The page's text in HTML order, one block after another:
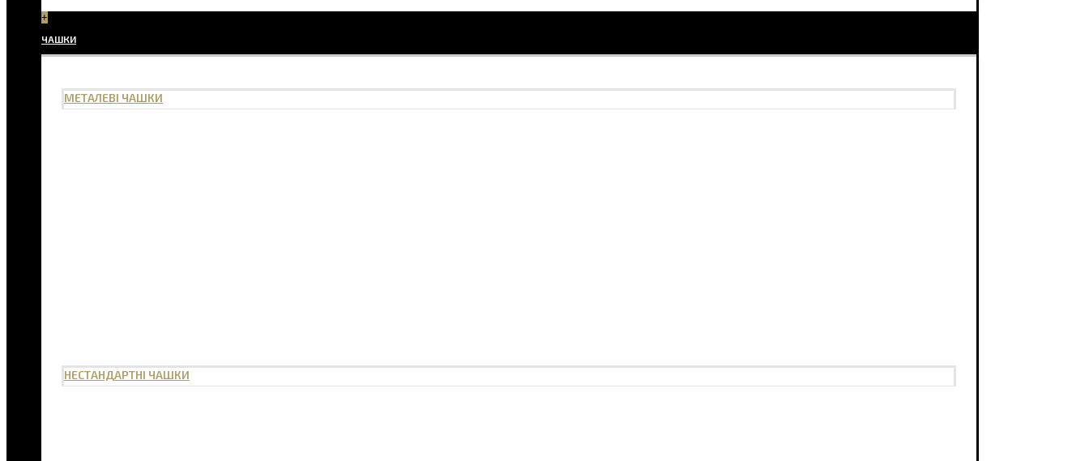
+
ЧАШКИ
МЕТАЛЕВІ ЧАШКИ
НЕСТАНДАРТНІ ЧАШКИ